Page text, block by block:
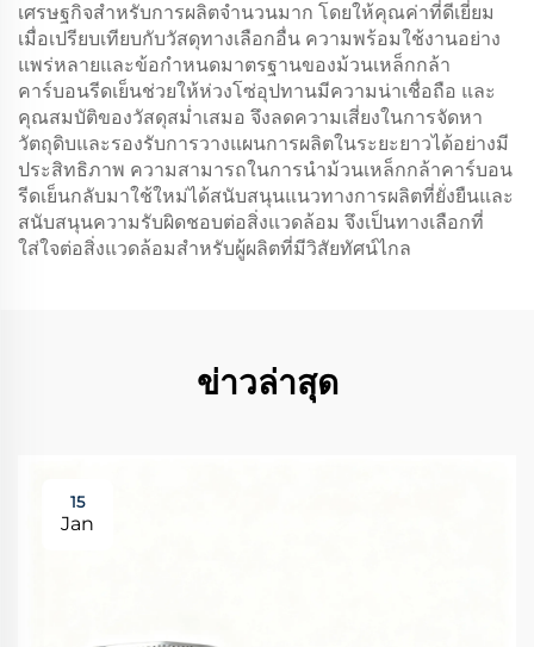
เศรษฐกิจสำหรับการผลิตจำนวนมาก โดยให้คุณค่าที่ดีเยี่ยม
เมื่อเปรียบเทียบกับวัสดุทางเลือกอื่น ความพร้อมใช้งานอย่าง
แพร่หลายและข้อกำหนดมาตรฐานของม้วนเหล็กกล้า
คาร์บอนรีดเย็นช่วยให้ห่วงโซ่อุปทานมีความน่าเชื่อถือ และ
คุณสมบัติของวัสดุสม่ำเสมอ จึงลดความเสี่ยงในการจัดหา
วัตถุดิบและรองรับการวางแผนการผลิตในระยะยาวได้อย่างมี
ประสิทธิภาพ ความสามารถในการนำม้วนเหล็กกล้าคาร์บอน
รีดเย็นกลับมาใช้ใหม่ได้สนับสนุนแนวทางการผลิตที่ยั่งยืนและ
สนับสนุนความรับผิดชอบต่อสิ่งแวดล้อม จึงเป็นทางเลือกที่
ใส่ใจต่อสิ่งแวดล้อมสำหรับผู้ผลิตที่มีวิสัยทัศน์ไกล
ข่าวล่าสุด
15
Jan